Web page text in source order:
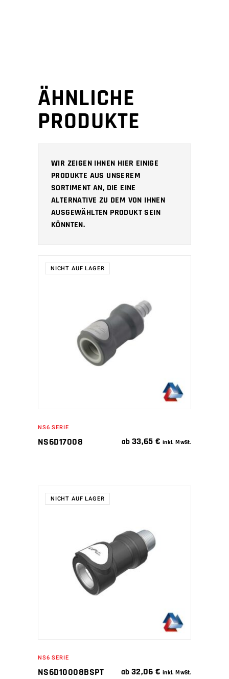
ÄHNLICHE
PRODUKTE
WIR ZEIGEN IHNEN HIER EINIGE
PRODUKTE AUS UNSEREM
SORTIMENT AN, DIE EINE
ALTERNATIVE ZU DEM VON IHNEN
AUSGEWÄHLTEN PRODUKT SEIN
KÖNNTEN.
NICHT AUF LAGER
WEITERLESEN
NS6 SERIE
NS6D17008 ab 33,65€ inkl. MwSt.
NICHT AUF LAGER
WEITERLESEN
NS6 SERIE
NS6D10008BSPT ab 32,06€ inkl. MwSt.